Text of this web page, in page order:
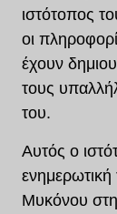
ιστότοπος
οι
έχουν
τους
του.
Αυτός ο
ενημερωτική
Μυκόνου